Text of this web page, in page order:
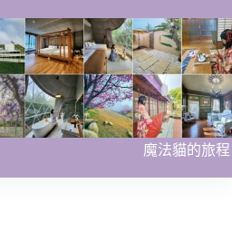
魔法貓的旅程